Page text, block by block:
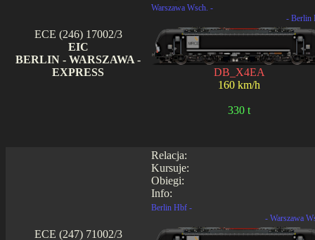
ECE (246) 17002/3
EIC
BERLIN - WARSZAWA -
EXPRESS
Warszawa Wsch. -
- Berlin
DB_X4EA
160 km/h
330 t
Relacja:
Kursuje:
Obiegi:
Info:
ECE (247) 71002/3
Berlin Hbf -
- Warszawa